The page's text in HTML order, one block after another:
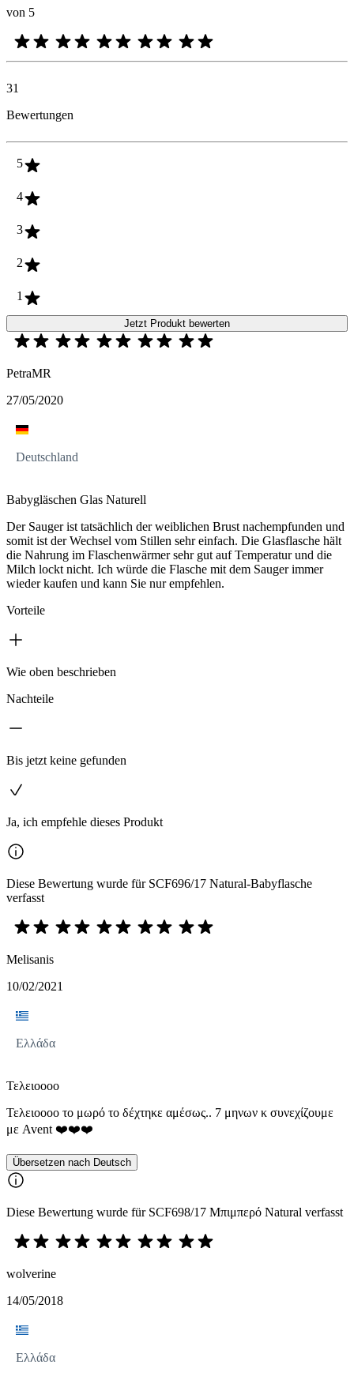
von 5
31
Bewertungen
5
4
3
2
1
Jetzt Produkt bewerten
PetraMR
27/05/2020
Deutschland
Babygläschen Glas Naturell
Der Sauger ist tatsächlich der weiblichen Brust nachempfunden und
somit ist der Wechsel vom Stillen sehr einfach. Die Glasflasche hält
die Nahrung im Flaschenwärmer sehr gut auf Temperatur und die
Milch lockt nicht. Ich würde die Flasche mit dem Sauger immer
wieder kaufen und kann Sie nur empfehlen.
Vorteile
Wie oben beschrieben
Nachteile
Bis jetzt keine gefunden
Ja, ich empfehle dieses Produkt
Diese Bewertung wurde für SCF696/17 Natural-Babyflasche
verfasst
Melisanis
10/02/2021
Ελλάδα
Τελειοοοο
Τελειοοοο το μωρό το δέχτηκε αμέσως.. 7 μηνων κ συνεχίζουμε
με Avent ❤️❤️❤️
Übersetzen nach Deutsch
Diese Bewertung wurde für SCF698/17 Μπιμπερό Natural verfasst
wolverine
14/05/2018
Ελλάδα